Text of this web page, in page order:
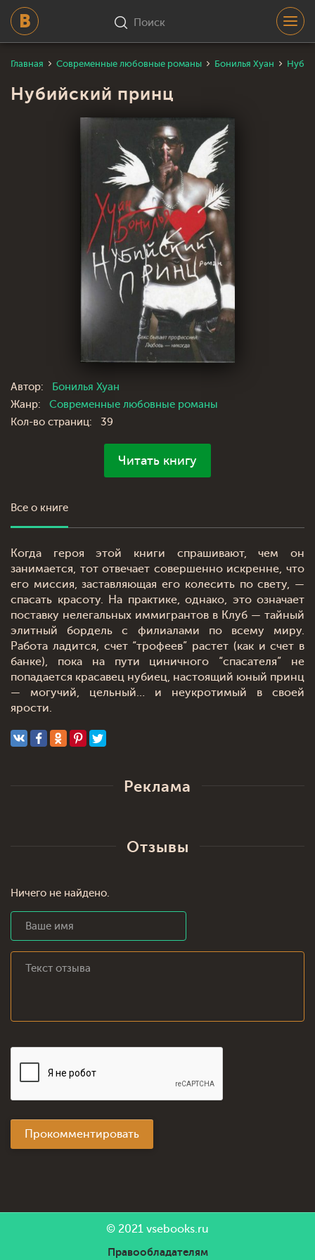
Поиск
Главная Современные любовные романы Бонилья Хуан
Нубийский принц
Автор:
Бонилья Хуан
Жанр:
Современные любовные романы
Кол-во страниц:
39
Читать книгу
Все о книге
Когда героя этой книги спрашивают, чем он
занимается, тот отвечает совершенно искренне, что
его миссия, заставляющая его колесить по свету, —
спасать красоту. На практике, однако, это означает
поставку нелегальных иммигрантов в Клуб — тайный
элитный бордель с филиалами по всему миру.
Работа ладится, счет “трофеев” растет (как и счет в
банке), пока на пути циничного “спасателя” не
попадается красавец нубиец, настоящий юный принц
— могучий, цельный… и неукротимый в своей
ярости.
Реклама
Отзывы
Ничего не найдено.
Прокомментировать
© 2021 vsebooks.ru
Правообладателям